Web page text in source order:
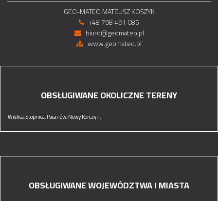
GEO-MATEO MATEUSZ KOSZYK
+48 798 491 085
biuro@geomateo.pl
www.geomateo.pl
OBSŁUGIWANE OKOLICZNE TERENY
Wiślica,Stopnica,Pacanów,Nowy Korczyn.
OBSŁUGIWANE WOJEWÓDZTWA I MIASTA